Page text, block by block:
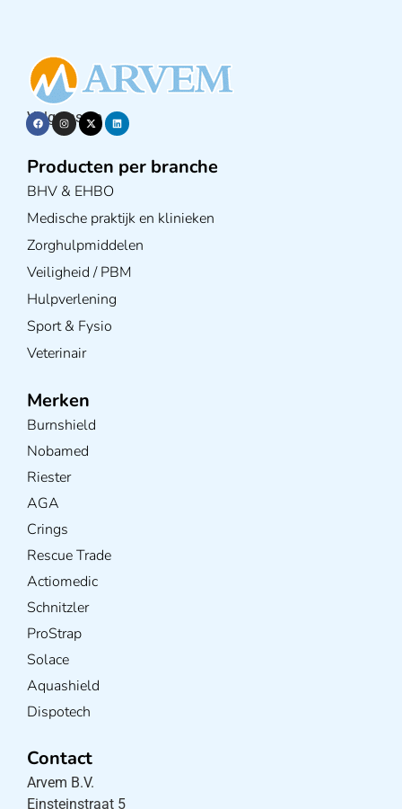
Volg ons op
Producten per branche
BHV & EHBO
Medische praktijk en klinieken
Zorghulpmiddelen
Veiligheid / PBM
Hulpverlening
Sport & Fysio
Veterinair
Merken
Burnshield
Nobamed
Riester
AGA
Crings
Rescue Trade
Actiomedic
Schnitzler
ProStrap
Solace
Aquashield
Dispotech
Contact
Arvem B.V.
Einsteinstraat 5